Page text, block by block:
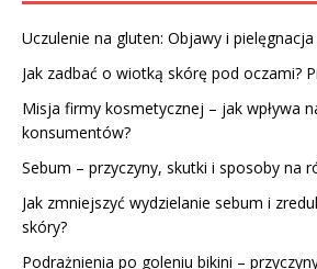
Uczulenie na gluten: Objawy i
Jak zadbać o wiotką skórę pod oczami?
Misja firmy kosmetycznej – jak wpływa
konsumentów?
Sebum – przyczyny, skutki i sposoby na
Jak zmniejszyć wydzielanie sebum i
skóry?
Podrażnienia po goleniu bikini –